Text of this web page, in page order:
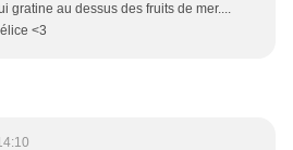
gratine au dessus des fruits de mer....
<3